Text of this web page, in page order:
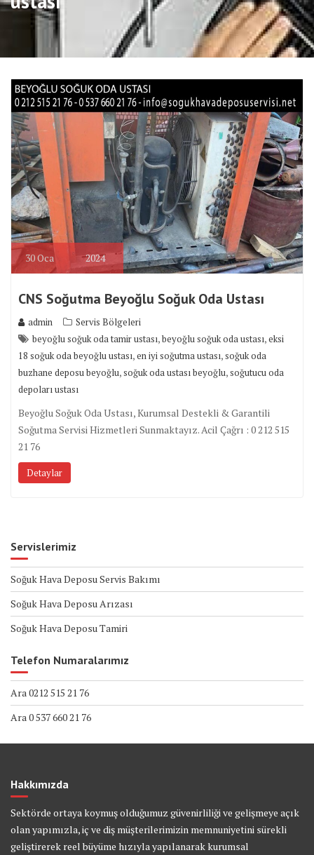
30Oca 2024
CNS Soğutma Beyoğlu Soğuk Oda Ustası
admin
Servis Bölgeleri
beyoğlu soğuk oda tamir ustası,beyoğlu soğuk oda ustası,eksi
18 soğuk oda beyoğlu ustası,en iyi soğutma ustası,soğuk oda
buzhane deposu beyoğlu,soğuk oda ustası beyoğlu,soğutucu oda
depoları ustası
Beyoğlu Soğuk Oda Ustası, Kurumsal Destekli & Garantili
Soğutma Servisi Hizmetleri Sunmaktayız. Acil Çağrı : 0 212 515
21 76
Detaylar
Servislerimiz
Soğuk Hava Deposu Servis Bakımı
Soğuk Hava Deposu Arızası
Soğuk Hava Deposu Tamiri
Telefon Numaralarımız
Ara 0212 515 21 76
Ara 0 537 660 21 76
Hakkımızda
Sektörde ortaya koymuş olduğumuz güvenirliliği ve gelişmeye açık
olan yapımızla, iç ve diş müşterilerimizin memnuniyetini sürekli
geliştirerek reel büyüme hızıyla yapılanarak kurumsal